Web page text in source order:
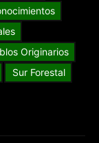
Originarios
Sur Forestal